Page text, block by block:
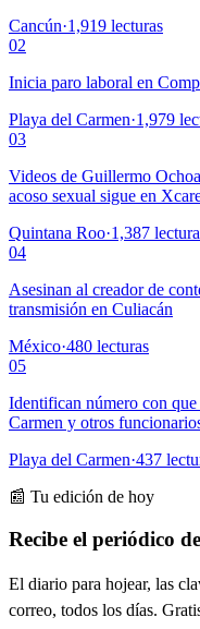
Cancún·1,919 lecturas
02
Inicia paro laboral en
Playa del Carmen·1,979
03
Videos de Guillermo
acoso sexual sigue en
Quintana Roo·1,387
04
Asesinan al creador de
transmisión en Culiacán
México·480 lecturas
05
Identifican número con que
Carmen y otros
Playa del Carmen·437
📰 Tu edición de hoy
Recibe el periódico
El diario para hojear, las
correo, todos los días.